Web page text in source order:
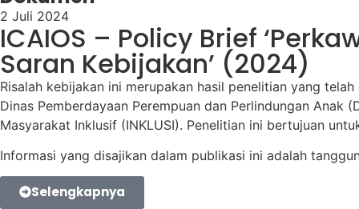
2 Juli 2024
ICAIOS – Policy Brief
Saran Kebijakan’ (2024)
Risalah kebijakan ini merupakan hasil penelitian yang
Dinas Pemberdayaan Perempuan dan Perlindungan Anak
Masyarakat Inklusif (INKLUSI). Penelitian ini bertujuan
Informasi yang disajikan dalam publikasi ini adalah
Selengkapnya